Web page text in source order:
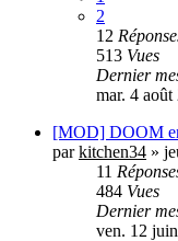
2
12
513 Vues
Dernier
mar. 4
[MOD] DOOM
parkitchen34 »
11
484 Vues
Dernier
ven. 12